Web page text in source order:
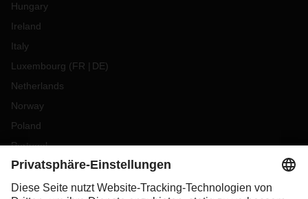
Hungary
Ireland
Italy
Luxembourg (FR DE)
Netherlands
Norway
Poland
Portugal
Romania
Slovakia